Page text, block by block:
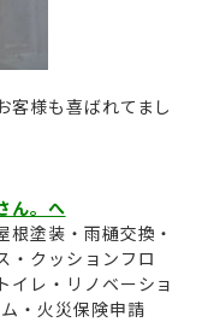
客様も喜ばれてまし
ん。へ
塗装・雨樋交換・
・クッションフロ
イレ・リノベーショ
・火災保険申請